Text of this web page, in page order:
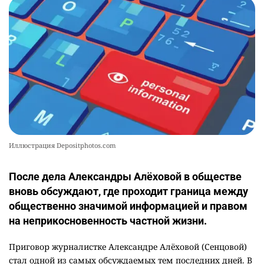
2368 0 8
🪱 "Мы думаем, что правим миром, но это не
так". Как дьявольские черви меняют наше
представление о жизни на Земле
0 13
Иллюстрация Depositphotos.com
После дела Александры Алёховой в обществе
вновь обсуждают, где проходит граница между
общественно значимой информацией и правом
на неприкосновенность частной жизни.
Приговор журналистке Александре Алёховой (Сенцовой)
стал одной из самых обсуждаемых тем последних дней. В